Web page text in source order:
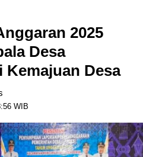
2025
Desa
Desa
WIB